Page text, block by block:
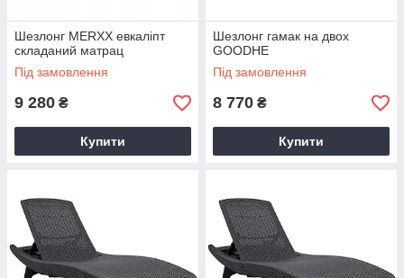
Шезлонг MERXX евкаліпт
складаний матрац
Під замовлення
9 280 ₴
Купити
Шезлонг гамак на двох
GOODHE
Під замовлення
8 770 ₴
Купити